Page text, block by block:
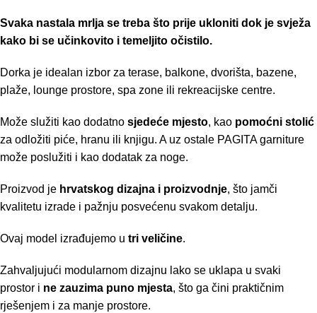
Svaka nastala mrlja se treba što prije ukloniti dok je svježa
kako bi se učinkovito i temeljito očistilo.
Dorka je idealan izbor za terase, balkone, dvorišta, bazene,
plaže, lounge prostore, spa zone ili rekreacijske centre.
Može služiti kao dodatno sjedeće mjesto, kao pomoćni stolić
za odložiti piće, hranu ili knjigu. A uz ostale PAGITA garniture
može poslužiti i kao dodatak za noge.
Proizvod je hrvatskog dizajna i proizvodnje, što jamči
kvalitetu izrade i pažnju posvećenu svakom detalju.
Ovaj model izrađujemo u tri veličine.
Zahvaljujući modularnom dizajnu lako se uklapa u svaki
prostor i ne zauzima puno mjesta, što ga čini praktičnim
rješenjem i za manje prostore.